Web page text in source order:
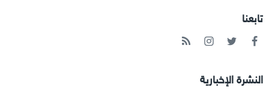
تابعنا
النشرة الإخبارية